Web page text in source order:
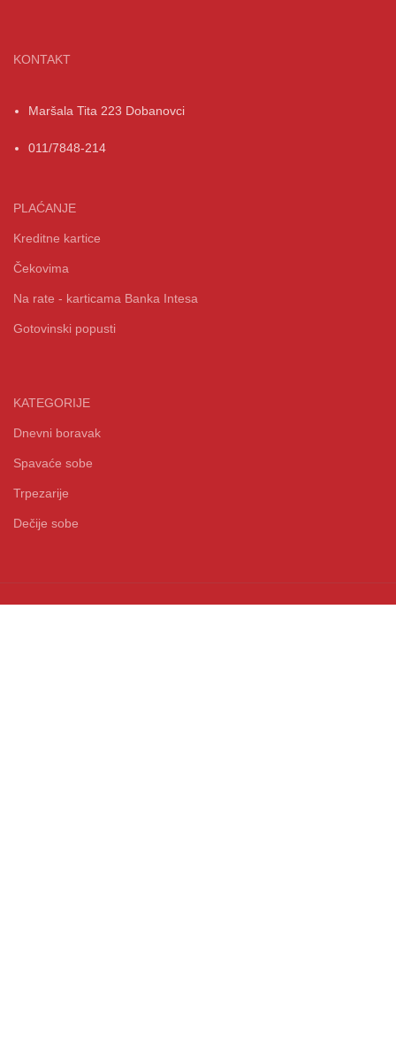
KONTAKT
Maršala Tita 223 Dobanovci
011/7848-214
PLAĆANJE
Kreditne kartice
Čekovima
Na rate - karticama Banka Intesa
Gotovinski popusti
KATEGORIJE
Dnevni boravak
Spavaće sobe
Trpezarije
Dečije sobe